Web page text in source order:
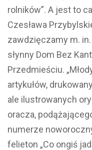
rolników”. A jest to
Czesława
zawdzięczamy m.
słynny Dom Bez
Przedmieściu.
artykułów,
ale ilustrowanych
oracza,
numerze
felieton „Co ongiś